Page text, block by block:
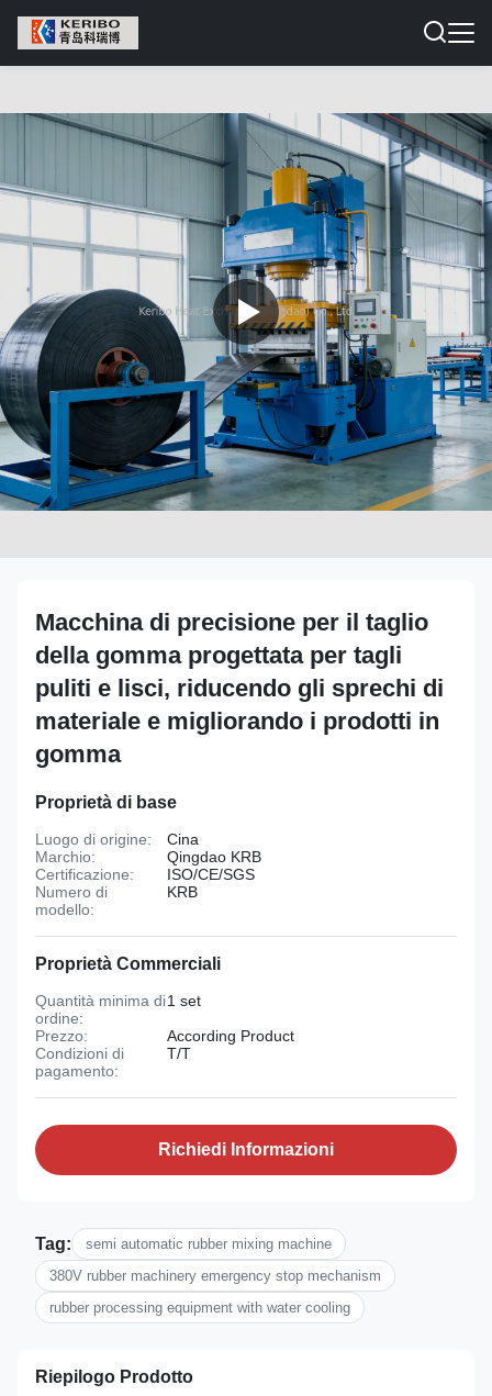
Macchina di precisione per il taglio
della gomma progettata per tagli
puliti e lisci, riducendo gli sprechi di
materiale e migliorando i prodotti in
gomma
Proprietà di base
Luogo di origine:
Cina
Marchio:
Qingdao KRB
Certificazione:
ISO/CE/SGS
Numero di
modello:
KRB
Proprietà Commerciali
Quantità minima di
ordine:
1 set
Prezzo:
According Product
Condizioni di
pagamento:
T/T
Richiedi Informazioni
Tag:
semi automatic rubber mixing machine
380V rubber machinery emergency stop mechanism
rubber processing equipment with water cooling
Riepilogo Prodotto